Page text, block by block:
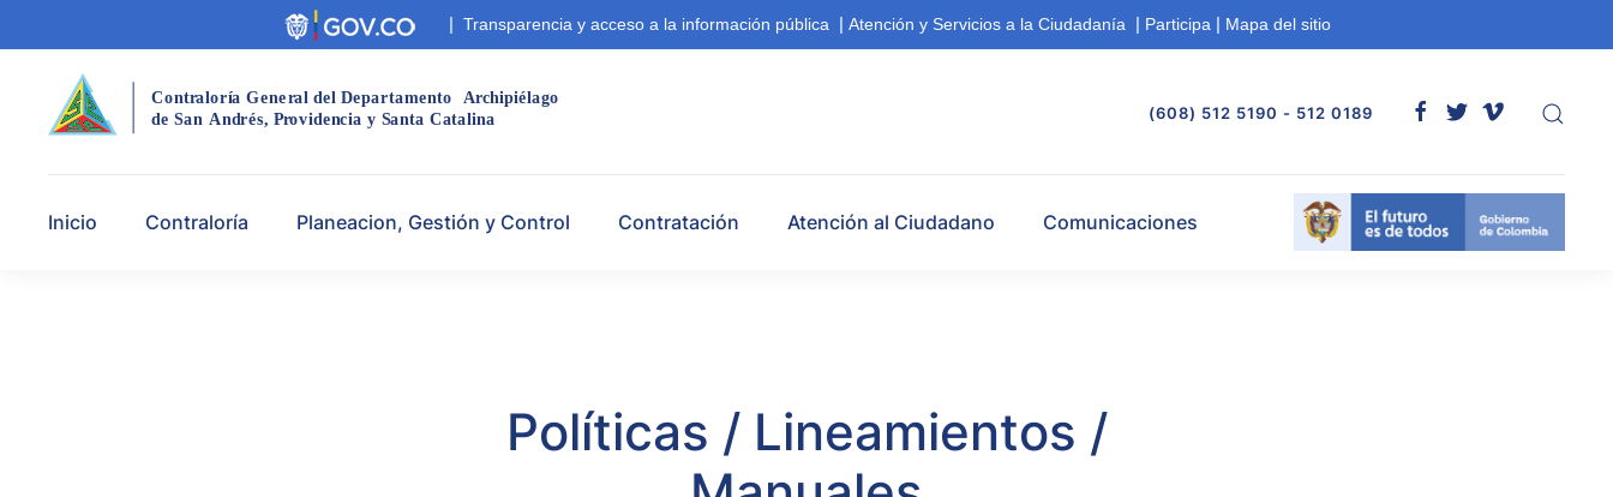
| Transparencia y acceso a la información pública | Atención y Servicios a la Ciudadanía | Participa | Mapa del sitio
Contraloría General del Departamento Archipiélago
de San Andrés, Providencia y Santa Catalina (608) 512 5190 - 512 0189
Inicio Contraloría Planeacion, Gestión y Control Contratación Atención al Ciudadano Comunicaciones
Políticas / Lineamientos /